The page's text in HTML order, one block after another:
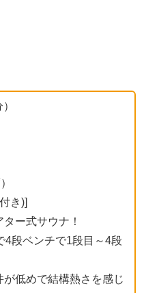
き)]
ー式サウナ！
4段ベンチで1段目～4段
低めで結構熱さを感じ